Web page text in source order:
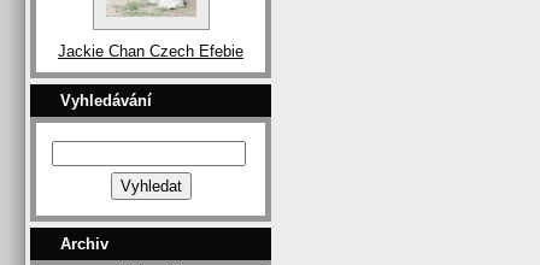
Jackie Chan Czech Efebie
Vyhledávání
Archiv